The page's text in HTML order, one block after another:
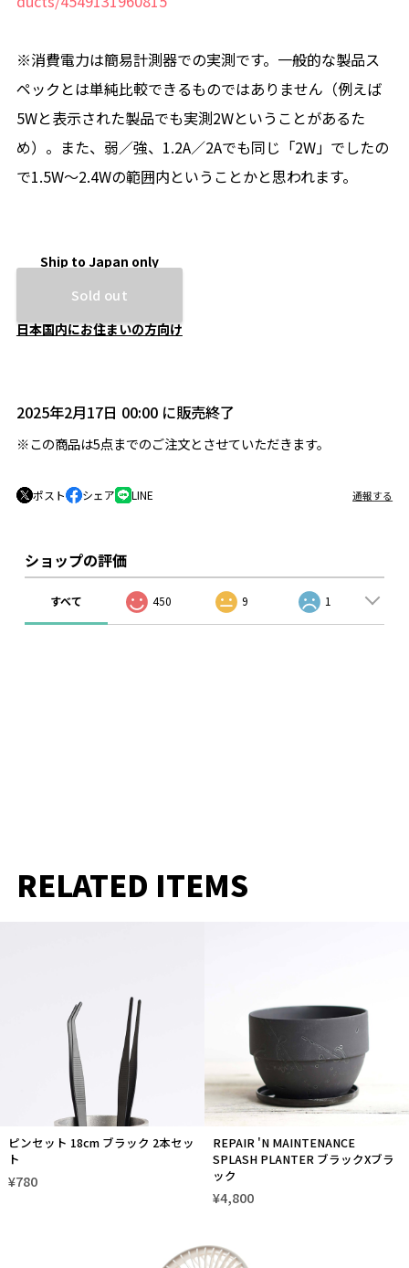
※消費電力は簡易計測器での実測です。一般的な製品ス
ペックとは単純比較できるものではありません（例えば
5Wと表示された製品でも実測2Wということがあるた
め）。また、弱／強、1.2A／2Aでも同じ「2W」でしたの
で1.5W～2.4Wの範囲内ということかと思われます。
Ship to Japan only
Sold out
日本国内にお住まいの方向け
2025年2月17日 00:00 に販売終了
※この商品は5点までのご注文とさせていただきます。
ポスト シェア LINE 通報する
ショップの評価
すべて 450 9 1
RELATED ITEMS
ピンセット 18cm ブラック 2本セッ
ト
¥780
REPAIR 'N MAINTENANCE
SPLASH PLANTER ブラックXブラ
ック
¥4,800